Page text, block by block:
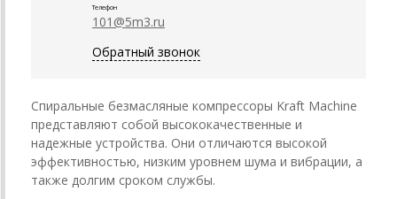
Телефон
101@5m3.ru
Обратный звонок
Спиральные безмасляные компрессоры Kraft Machine
представляют собой высококачественные и
надежные устройства. Они отличаются высокой
эффективностью, низким уровнем шума и вибрации, а
также долгим сроком службы.